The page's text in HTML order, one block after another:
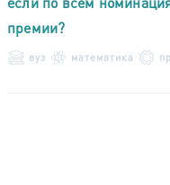
премии?
вуз математика